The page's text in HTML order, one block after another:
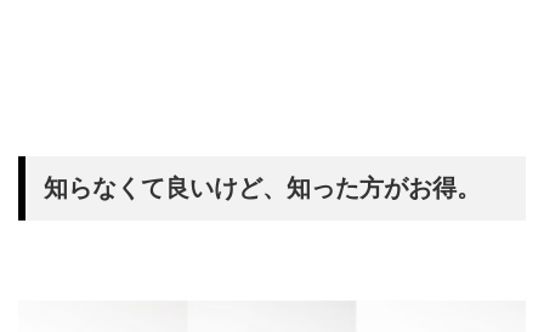
知らなくて良いけど、知った方がお得。